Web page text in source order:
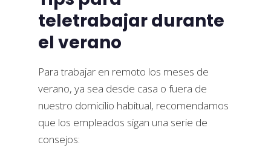
teletrabajar durante
el verano
Para trabajar en remoto los meses de
verano, ya sea desde casa o fuera de
nuestro domicilio habitual, recomendamos
que los empleados sigan una serie de
consejos: